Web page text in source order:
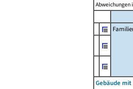
Abweichungen
Gebäude